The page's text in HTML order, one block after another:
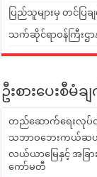
ပြည်သူများမှ တင်ပြချ
သက်ဆိုင်ရာဝန်ကြီးဌာန
ဦးစားပေးစီမံချ
တည်ဆောက်ရေးလုပ်ငန်
သဘာဝဘေးကယ်ဆယ်ရ
လယ်ယာမြေနှင့် အခြာ
ကော်မတီ